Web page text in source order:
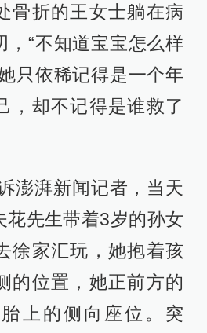
骨折的王女士躺在病
，“不知道宝宝怎么样
只依稀记得是一个年
，却不记得是谁救了
湃新闻记者，当天
花先生带着3岁的孙女
徐家汇玩，她抱着孩
的位置，她正前方的
上的侧向座位。突